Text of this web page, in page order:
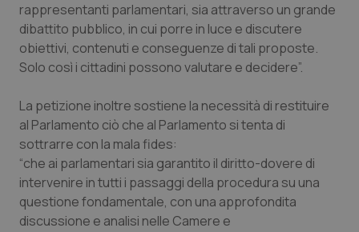
rappresentanti parlamentari, sia attraverso un grande
dibattito pubblico, in cui porre in luce e discutere
obiettivi, contenuti e conseguenze di tali proposte.
Solo così i cittadini possono valutare e decidere”.
La petizione inoltre sostiene la necessità di restituire
al Parlamento ciò che al Parlamento si tenta di
sottrarre con la mala fides:
“che ai parlamentari sia garantito il diritto-dovere di
intervenire in tutti i passaggi della procedura su una
questione fondamentale, con una approfondita
discussione e analisi nelle Camere e
sito web abilitandone funzionalità di base quali la
navigazione sulle pagine e l'accesso alle aree
funzionare correttamente senza questi cookie.
Nome
Fornitore/Dominio
VISITOR_PRIVACY_METADATA
.youtube.com